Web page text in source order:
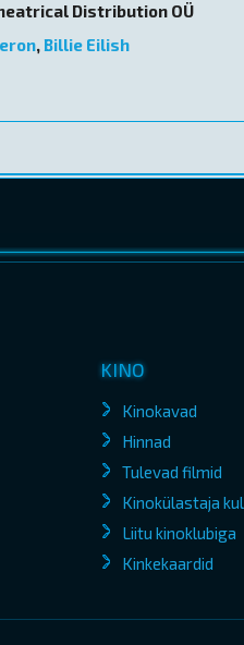
Distribution OÜ
,Billie Eilish
KINO
Kinokavad
Hinnad
Tulevad filmid
Kinokülastaja
Liitu kinoklubiga
Kinkekaardid